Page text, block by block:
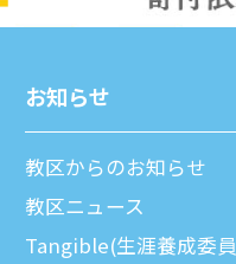
お知らせ
教区からのお知らせ
教区ニュース
Tangible(生涯養成委員